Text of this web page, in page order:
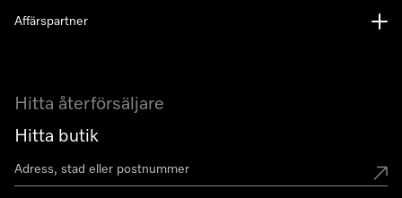
Hitta återförsäljare
Hitta butik
Affärspartner